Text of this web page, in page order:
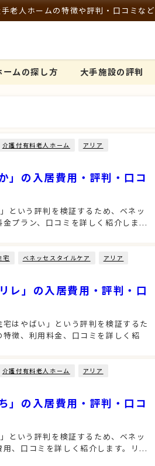
老人ホームの特徴や評判・口コミなど
ムの探し方 大手施設の評判
介護付有料老人ホーム
アリア
」の入居費用・評判・口コ
という評判を検証するため、ベネッ
プラン、口コミを詳しく紹介しま...
宅 ベネッセスタイルケア
アリア
レ」の入居費用・評判・口
はやばい」という評判を検証するた
徴、利用料金、口コミを詳しく紹
介護付有料老人ホーム
アリア
」の入居費用・評判・口コ
という評判を検証するため、ベネッ
、口コミを詳しく紹介します。リ...